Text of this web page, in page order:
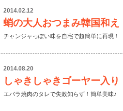
2014.02.12
蛸の大人おつまみ韓国和え
チャンジャっぽい味を自宅で超簡単に再現！
2014.08.20
しゃきしゃきゴーヤー入り
エバラ焼肉のタレで失敗知らず！簡単美味♪